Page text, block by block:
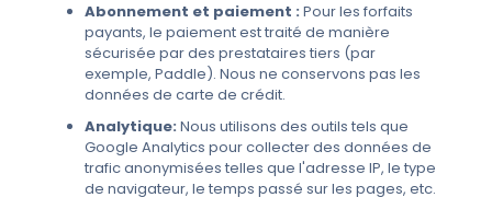
Abonnement et paiement : Pour les forfaits
payants, le paiement est traité de manière
sécurisée par des prestataires tiers (par
exemple, Paddle). Nous ne conservons pas les
données de carte de crédit.
Analytique: Nous utilisons des outils tels que
Google Analytics pour collecter des données de
trafic anonymisées telles que l'adresse IP, le type
de navigateur, le temps passé sur les pages, etc.